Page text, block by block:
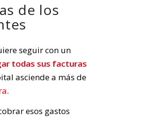
de los
seguir con un
todas sus facturas
asciende a más de
.
esos gastos